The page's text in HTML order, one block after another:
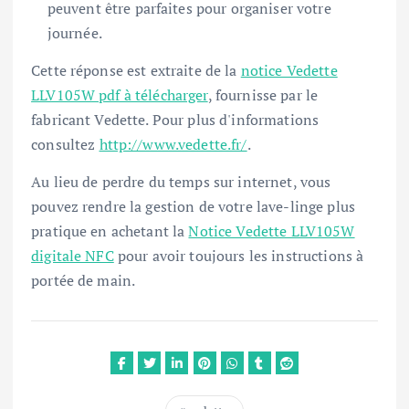
peuvent être parfaites pour organiser votre
journée.
Cette réponse est extraite de la notice Vedette
LLV105W pdf à télécharger, fournisse par le
fabricant Vedette. Pour plus d'informations
consultez http://www.vedette.fr/.
Au lieu de perdre du temps sur internet, vous
pouvez rendre la gestion de votre lave-linge plus
pratique en achetant laNotice Vedette LLV105W
digitale NFCpour avoir toujours les instructions à
portée de main.